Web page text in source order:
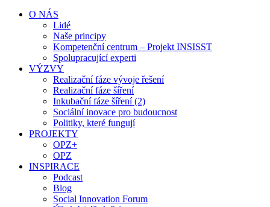
O NÁS
Lidé
Naše principy
Kompetenční centrum – Projekt INSISST
Spolupracující experti
VÝZVY
Realizační fáze vývoje řešení
Realizační fáze šíření
Inkubační fáze šíření (2)
Sociální inovace pro budoucnost
Politiky, které fungují
PROJEKTY
OPZ+
OPZ
INSPIRACE
Podcast
Blog
Social Innovation Forum